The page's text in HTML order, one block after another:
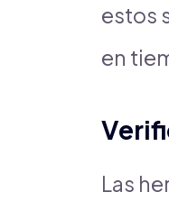
estos
en
Las